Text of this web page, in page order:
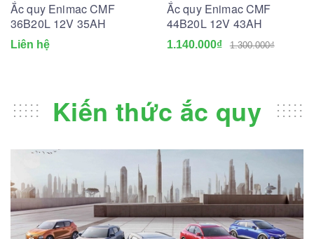
Ắc quy Enimac CMF
36B20L 12V 35AH
Liên hệ
Ắc quy Enimac CMF
44B20L 12V 43AH
1.140.000₫ 1.300.000₫
Kiến thức ắc quy